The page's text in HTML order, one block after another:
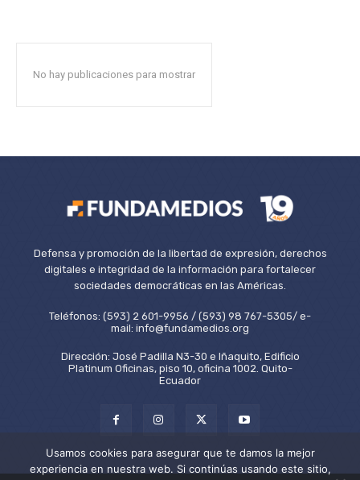
No hay publicaciones para mostrar
Defensa y promoción de la libertad de expresión, derechos
digitales e integridad de la información para fortalecer
sociedades democráticas en las Américas.
Teléfonos: (593) 2 601-9956 / (593) 98 767-5305/ e-
mail: info@fundamedios.org
Dirección: José Padilla N3-30 e Iñaquito, Edificio
Platinum Oficinas, piso 10, oficina 1002. Quito-
Ecuador
Usamos cookies para asegurar que te damos la mejor
experiencia en nuestra web. Si continúas usando este sitio,